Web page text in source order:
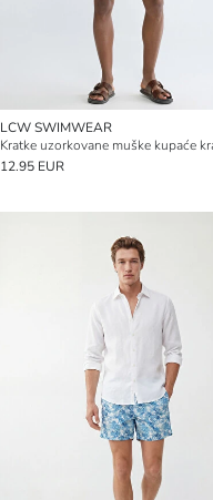
LCW SWIMWEAR
12.95 EUR